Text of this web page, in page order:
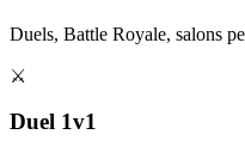
Duels, Battle Royale, salons
⚔️
Duel 1v1